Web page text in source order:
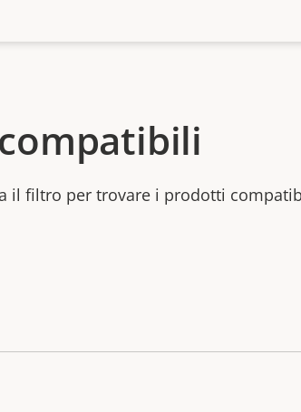
il filtro per trovare i prodotti